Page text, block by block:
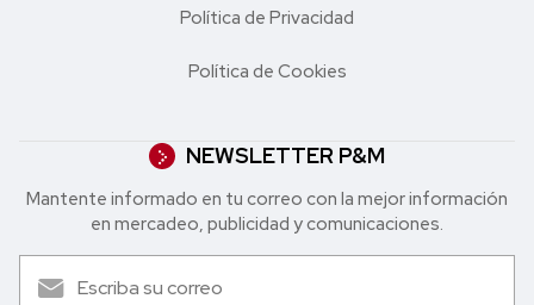
Política de Privacidad
Política de Cookies
NEWSLETTER P&M
Mantente informado en tu correo con la mejor in formación
en mercadeo, publicidad y comunicaciones.